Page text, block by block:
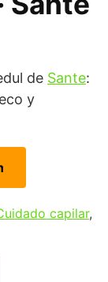
de Sante:
y
capilar,